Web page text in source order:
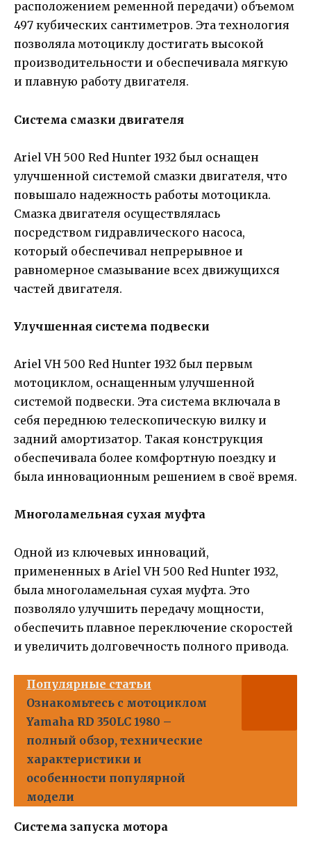
расположением ременной передачи) объемом
497 кубических сантиметров. Эта технология
позволяла мотоциклу достигать высокой
производительности и обеспечивала мягкую
и плавную работу двигателя.
Система смазки двигателя
Аriel VH 500 Red Hunter 1932 был оснащен
улучшенной системой смазки двигателя, что
повышало надежность работы мотоцикла.
Смазка двигателя осуществлялась
посредством гидравлического насоса,
который обеспечивал непрерывное и
равномерное смазывание всех движущихся
частей двигателя.
Улучшенная система подвески
Ariel VH 500 Red Hunter 1932 был первым
мотоциклом, оснащенным улучшенной
системой подвески. Эта система включала в
себя переднюю телескопическую вилку и
задний амортизатор. Такая конструкция
обеспечивала более комфортную поездку и
была инновационным решением в своё время.
Многоламельная сухая муфта
Одной из ключевых инноваций,
примененных в Ariel VH 500 Red Hunter 1932,
была многоламельная сухая муфта. Это
позволяло улучшить передачу мощности,
обеспечить плавное переключение скоростей
и увеличить долговечность полного привода.
Популярные статьи
Ознакомьтесь с мотоциклом
Yamaha RD 350LC 1980 –
полный обзор, технические
характеристики и
особенности популярной
модели
Система запуска мотора